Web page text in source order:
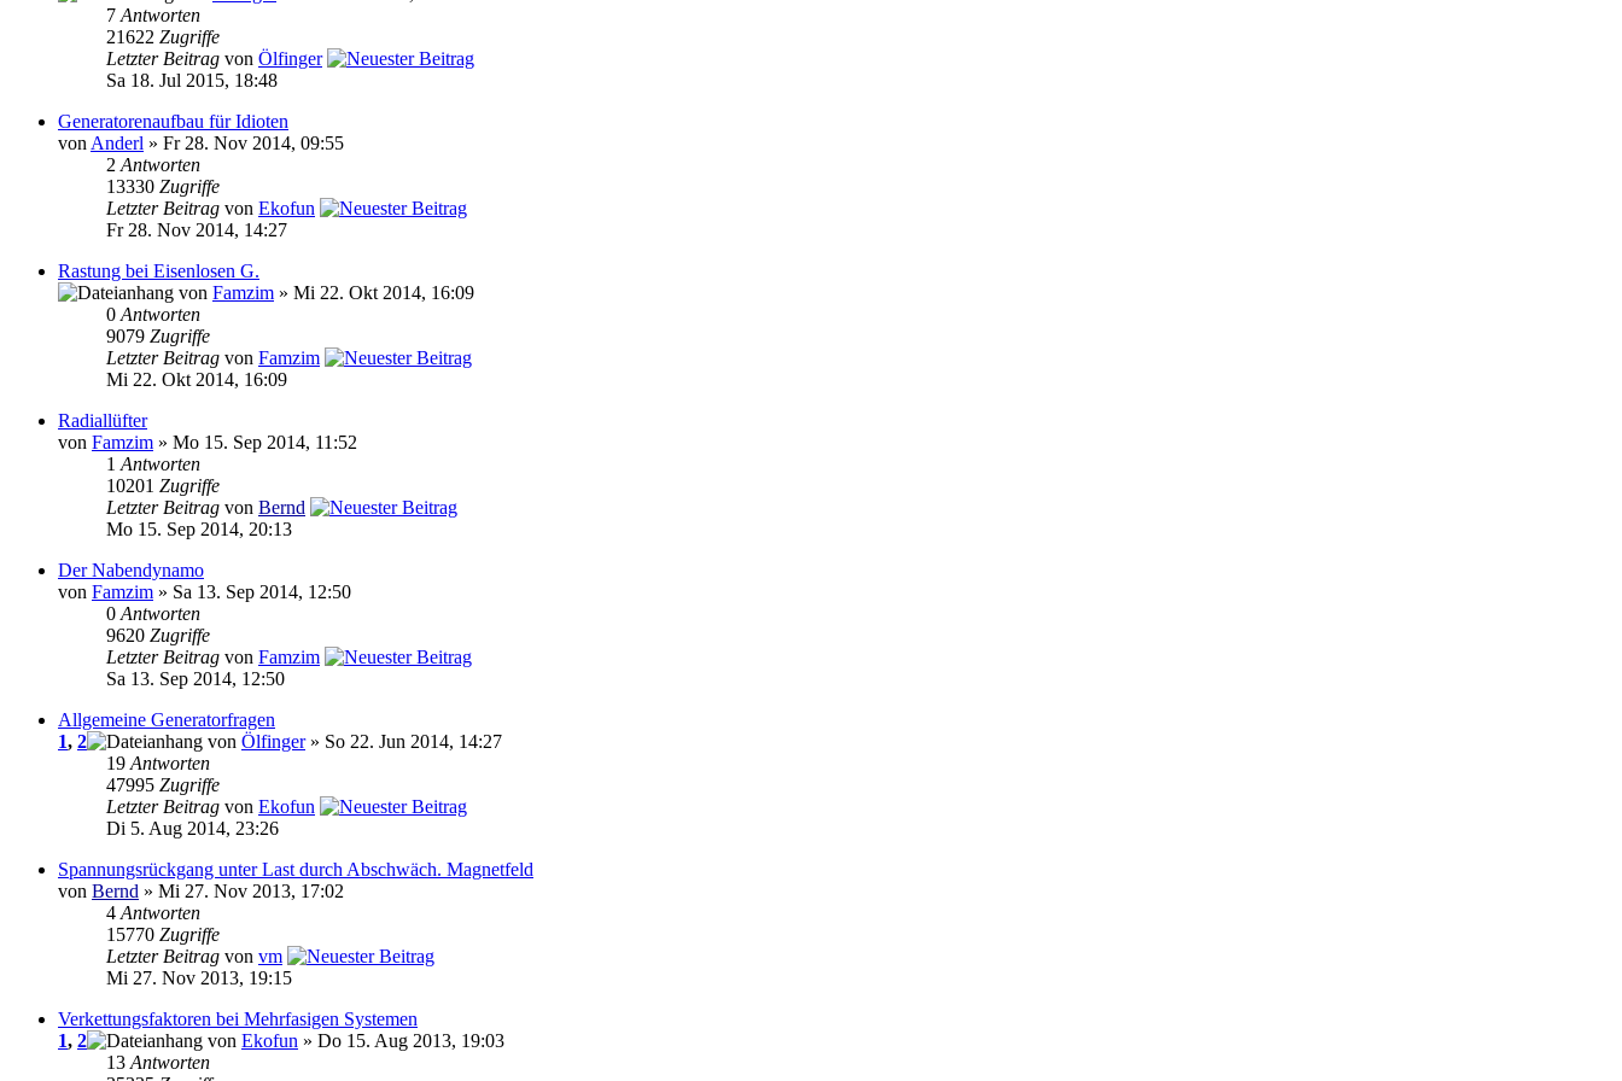
7 Antworten
21622 Zugriffe
Letzter Beitrag von Ölfinger
Sa 18. Jul 2015, 18:48
Generatorenaufbau für Idioten
von Anderl » Fr 28. Nov 2014, 09:55
2 Antworten
13330 Zugriffe
Letzter Beitrag von Ekofun
Fr 28. Nov 2014, 14:27
Rastung bei Eisenlosen G.
von Famzim » Mi 22. Okt 2014, 16:09
0 Antworten
9079 Zugriffe
Letzter Beitrag von Famzim
Mi 22. Okt 2014, 16:09
Radiallüfter
von Famzim » Mo 15. Sep 2014, 11:52
1 Antworten
10201 Zugriffe
Letzter Beitrag von Bernd
Mo 15. Sep 2014, 20:13
Der Nabendynamo
von Famzim » Sa 13. Sep 2014, 12:50
0 Antworten
9620 Zugriffe
Letzter Beitrag von Famzim
Sa 13. Sep 2014, 12:50
Allgemeine Generatorfragen
1, 2 von Ölfinger» So 22. Jun 2014, 14:27
19 Antworten
47995 Zugriffe
Letzter Beitrag von Ekofun
Di 5. Aug 2014, 23:26
Spannungsrückgang unter Last durch Abschwäch. Magnetfeld
von Bernd » Mi 27. Nov 2013, 17:02
4 Antworten
15770 Zugriffe
Letzter Beitrag von vm
Mi 27. Nov 2013, 19:15
Verkettungsfaktoren bei Mehrfasigen Systemen
1, 2 von Ekofun » Do 15. Aug 2013, 19:03
13 Antworten